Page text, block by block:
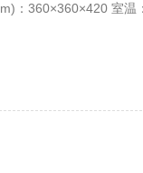
：360×360×420 室